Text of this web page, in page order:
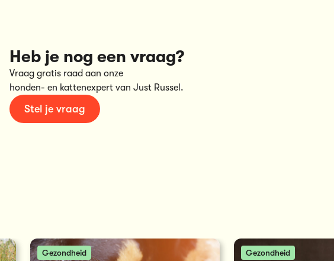
Heb je nog een vraag?
Vraag gratis raad aan onze
honden- en kattenexpert van Just Russel.
Stel je vraag
Gezondheid Gezondheid